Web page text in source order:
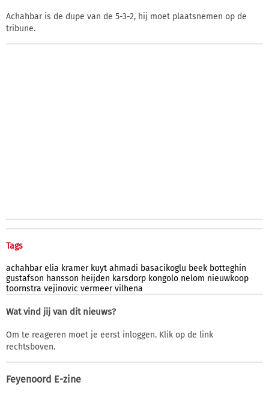
Achahbar is de dupe van de 5-3-2, hij moet plaatsnemen op de
tribune.
Tags
achahbar elia kramer kuyt ahmadi basacikoglu beek botteghin
gustafson hansson heijden karsdorp kongolo nelom nieuwkoop
toornstra vejinovic vermeer vilhena
Wat vind jij van dit nieuws?
Om te reageren moet je eerst inloggen. Klik op de link
rechtsboven.
Feyenoord E-zine